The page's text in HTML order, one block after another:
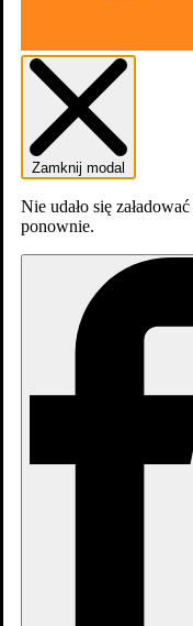
Zamknij modal
Nie udało się
ponownie.